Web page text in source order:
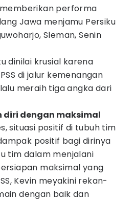
performa
Jawa menjamu Persiku
Sleman, Senin
dinilai krusial karena
di jalur kemenangan
meraih tiga angka dari
diri dengan maksimal
situasi positif di tubuh tim
positif bagi dirinya
tim dalam menjalani
maksimal yang
Kevin meyakini rekan-
dengan baik dan